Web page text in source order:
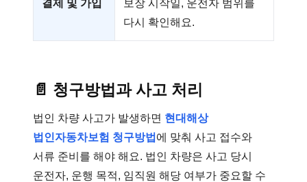
결제 및 가입
보장 시작일, 운전자 범위를
다시 확인해요.
📄 청구방법과 사고 처리
법인 차량 사고가 발생하면 현대해상
법인자동차보험 청구방법 에 맞춰 사고 접수와
서류 준비를 해야 해요. 법인 차량은 사고 당시
운전자, 운행 목적, 임직원 해당 여부가 중요할 수